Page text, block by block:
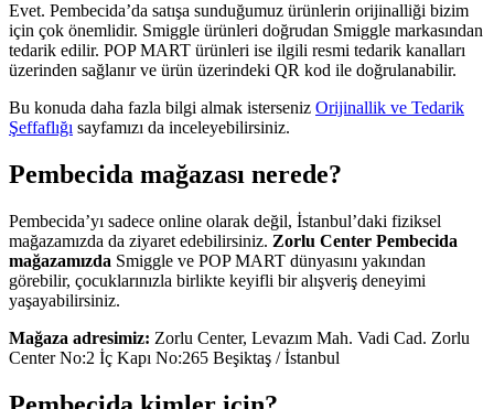
Evet. Pembecida’da satışa sunduğumuz ürünlerin orijinalliği bizim
için çok önemlidir. Smiggle ürünleri doğrudan Smiggle markasından
tedarik edilir. POP MART ürünleri ise ilgili resmi tedarik kanalları
üzerinden sağlanır ve ürün üzerindeki QR kod ile doğrulanabilir.
Bu konuda daha fazla bilgi almak isterseniz Orijinallik ve Tedarik
Şeffaflığı sayfamızı da inceleyebilirsiniz.
Pembecida mağazası nerede?
Pembecida’yı sadece online olarak değil, İstanbul’daki fiziksel
mağazamızda da ziyaret edebilirsiniz. Zorlu Center Pembecida
mağazamızda Smiggle ve POP MART dünyasını yakından
görebilir, çocuklarınızla birlikte keyifli bir alışveriş deneyimi
yaşayabilirsiniz.
Mağaza adresimiz: Zorlu Center, Levazım Mah. Vadi Cad. Zorlu
Center No:2 İç Kapı No:265 Beşiktaş / İstanbul